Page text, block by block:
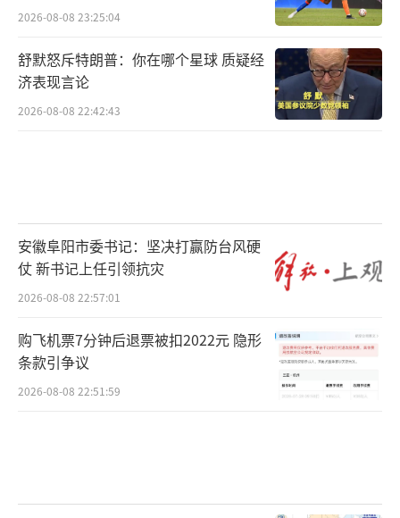
2026-08-08 23:25:04
舒默怒斥特朗普：你在哪个星球 质疑经
济表现言论
2026-08-08 22:42:43
安徽阜阳市委书记：坚决打赢防台风硬
仗 新书记上任引领抗灾
2026-08-08 22:57:01
购飞机票7分钟后退票被扣2022元 隐形
条款引争议
2026-08-08 22:51:59